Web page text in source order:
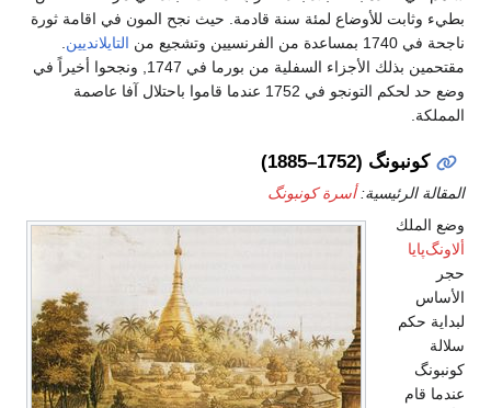
بطيء وثابت للأوضاع لمئة سنة قادمة. حيث نجح المون في اقامة ثورة
ناجحة في 1740 بمساعدة من الفرنسيين وتشجيع من
التايلانديين
مقتحمين بذلك الأجزاء السفلية من بورما في 1747, ونجحوا أخيراً في
وضع حد لحكم التونجو في 1752 عندما قاموا باحتلال آفا عاصمة
المملكة.
كونبونگ (1752–1885)
المقالة الرئيسية:أسرة كونبونگ
وضع الملك
ألاونگ‌پايا
حجر
الأساس
لبداية حكم
سلالة
كونبونگ
عندما قام